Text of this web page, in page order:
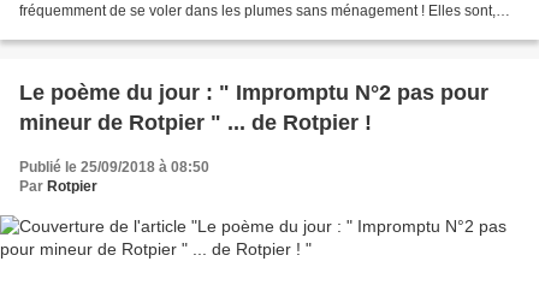
fréquemment de se voler dans les plumes sans ménagement ! Elles sont,
Le poème du jour : " Impromptu N°2 pas pour
mineur de Rotpier " ... de Rotpier !
Publié le 25/09/2018 à 08:50
Par Rotpier